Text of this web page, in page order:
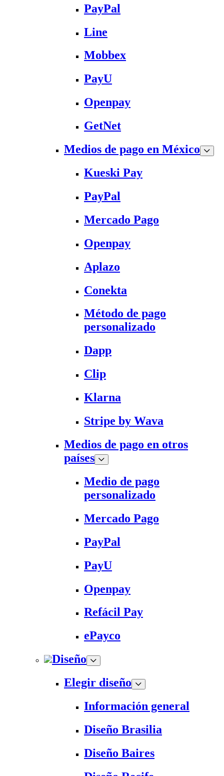
PayPal
Line
Mobbex
PayU
Openpay
GetNet
Medios de pago en México
Kueski Pay
PayPal
Mercado Pago
Openpay
Aplazo
Conekta
Método de pago
personalizado
Dapp
Clip
Klarna
Stripe by Wava
Medios de pago en otros
países
Medio de pago
personalizado
Mercado Pago
PayPal
PayU
Openpay
Refácil Pay
ePayco
Diseño
Elegir diseño
Información general
Diseño Brasilia
Diseño Baires